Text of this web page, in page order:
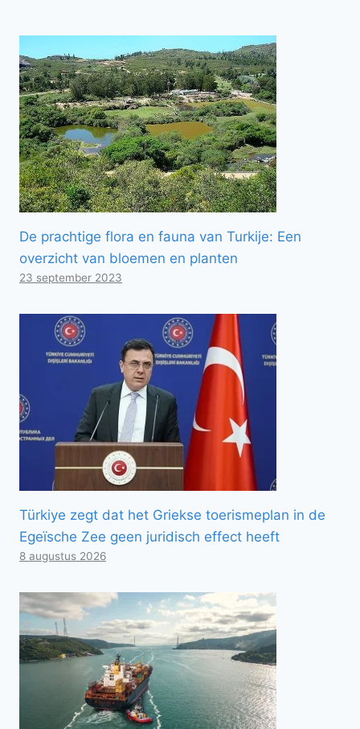
De prachtige flora en fauna van Turkije: Een
overzicht van bloemen en planten
23 september 2023
Türkiye zegt dat het Griekse toerismeplan in de
Egeïsche Zee geen juridisch effect heeft
8 augustus 2026